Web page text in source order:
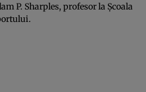
P. Sharples, profesor la Școala